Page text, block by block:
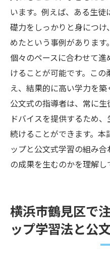
います。例えば、ある生
礎力をしっかりと身につ
めたという事例があります
個々のペースに合わせて
けることが可能です。こ
え、結果的に高い学力を築
公文式の指導者は、常に
ドバイスを提供するため
続けることができます。
ップと公文式学習の組み
の成果を生むのかを理解し
横浜市鶴見区で
ップ学習法と公